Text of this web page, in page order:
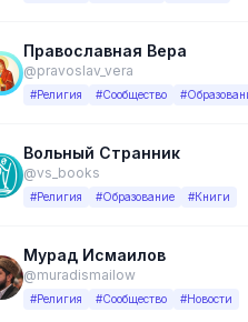
Православная Вера
@pravoslav_vera
#Религия #Сообщество
Вольный Странник
@vs_books
#Религия #Образование #Книги
Мурад Исмаилов
@muradismailow
#Религия #Сообщество #Новости